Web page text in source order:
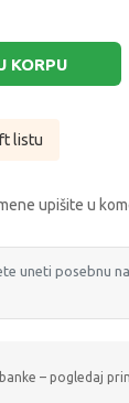
KORPU
listu
upišite u
– pogledaj